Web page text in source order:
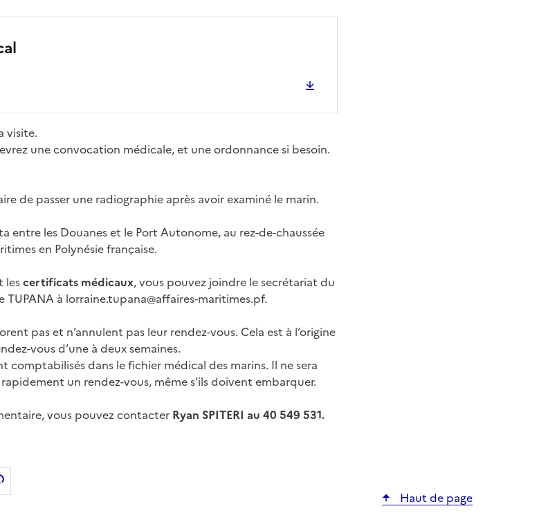
visite.
une convocation médicale, et une ordonnance si besoin.
de passer une radiographie après avoir examiné le marin.
entre les Douanes et le Port Autonome, au rez-de-chaussée
en Polynésie française.
lescertificats médicaux, vous pouvez joindre le secrétariat du
à lorraine.tupana@affaires-maritimes.pf.
pas et n’annulent pas leur rendez-vous. Cela est à l’origine
vous d’une à deux semaines.
comptabilisés dans le fichier médical des marins. Il ne sera
un rendez-vous, même s’ils doivent embarquer.
vous pouvez contacter Ryan SPITERI au 40 549 531.
par email
Haut de page